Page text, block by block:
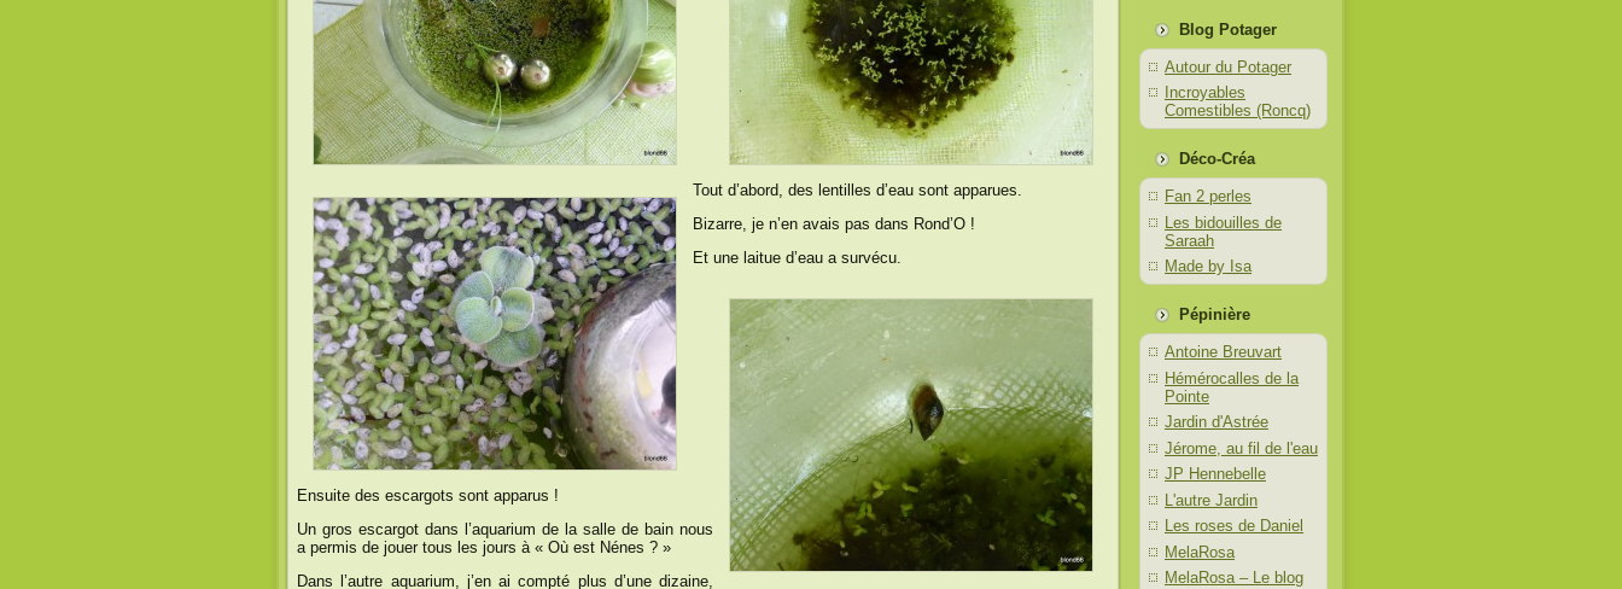
Tout d’abord, des lentilles d’eau sont apparues.
Bizarre, je n’en avais pas dans Rond’O !
Et une laitue d’eau a survécu.
Ensuite des escargots sont apparus !
Un gros escargot dans l’aquarium de la salle de bain nous
a permis de jouer tous les jours à « Où est Nénes ? »
Dans l’autre aquarium, j’en ai compté plus d’une dizaine,
Blog Potager
Autour du Potager
Incroyables
Comestibles (Roncq)
Déco-Créa
Fan 2 perles
Les bidouilles de
Saraah
Made by Isa
Pépinière
Antoine Breuvart
Hémérocalles de la
Pointe
Jardin d'Astrée
Jérome, au fil de l'eau
JP Hennebelle
L'autre Jardin
Les roses de Daniel
MelaRosa
MelaRosa – Le blog